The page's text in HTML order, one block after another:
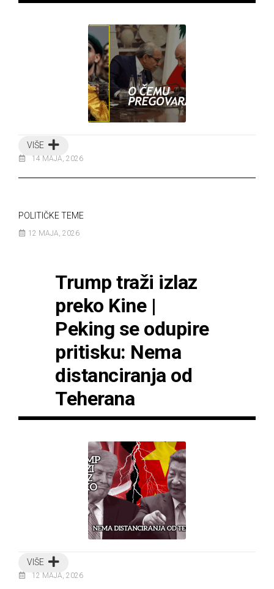
VIŠE
14 MAJA, 2026
POLITIČKE TEME
12 MAJA, 2026
Trump traži izlaz
preko Kine |
Peking se odupire
pritisku: Nema
distanciranja od
Teherana
VIŠE
12 MAJA, 2026